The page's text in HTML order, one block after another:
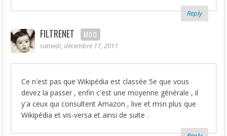
Reply
FILTRENET MOD
samedi, décembre 17, 2011
Ce n'est pas que Wikipédia est classée 5e que vous
devez la passer , enfin c'est une moyenne générale , il
y'a ceux qui consultent Amazon , live et msn plus que
Wikipédia et vis-versa et ainsi de suite .